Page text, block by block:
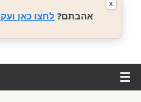
אהבתם? לחצו כאן
X